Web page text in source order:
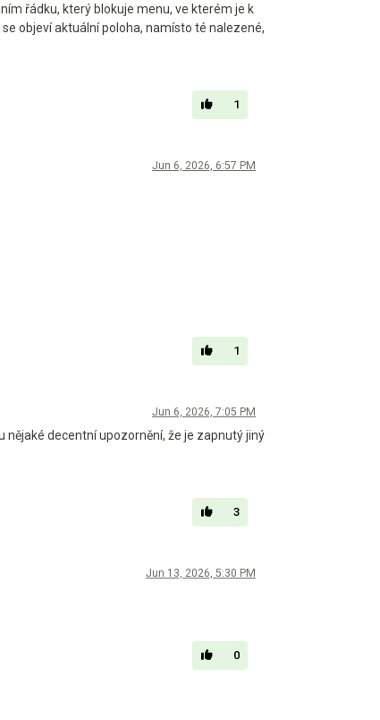
řádku, který blokuje menu, ve kterém je k
objeví aktuální poloha, namísto té nalezené,
1
Jun 6, 2026, 6:57 PM
1
Jun 6, 2026, 7:05 PM
nějaké decentní upozornění, že je zapnutý jiný
3
Jun 13, 2026, 5:30 PM
0